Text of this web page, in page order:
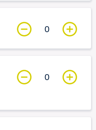
0
0